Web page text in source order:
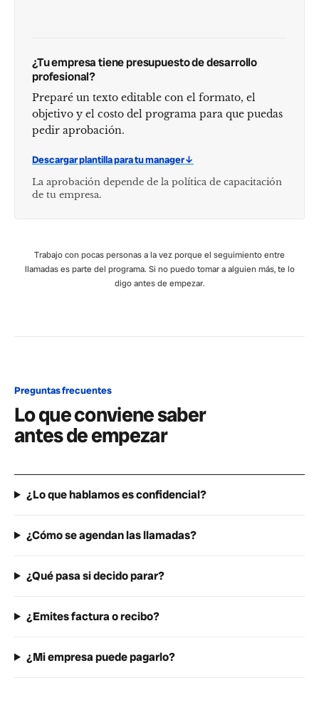
¿Tu empresa tiene presupuesto de desarrollo
profesional?
Preparé un texto editable con el formato, el
objetivo y el costo del programa para que puedas
pedir aprobación.
Descargar plantilla para tu manager↓
La aprobación depende de la política de capacitación
de tu empresa.
Trabajo con pocas personas a la vez porque el seguimiento entre
llamadas es parte del programa. Si no puedo tomar a alguien más, te lo
digo antes de empezar.
Preguntas frecuentes
Lo que conviene saber
antes de empezar
¿Lo que hablamos es confidencial?
¿Cómo se agendan las llamadas?
¿Qué pasa si decido parar?
¿Emites factura o recibo?
¿Mi empresa puede pagarlo?